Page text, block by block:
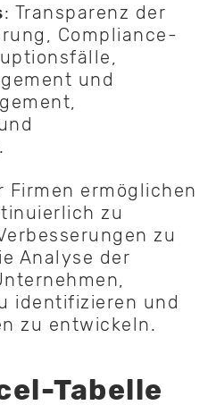
: Transparenz der
Compliance-
und
Firmen ermöglichen
zu
zu
Analyse der
identifizieren und
zu entwickeln.
Tabelle